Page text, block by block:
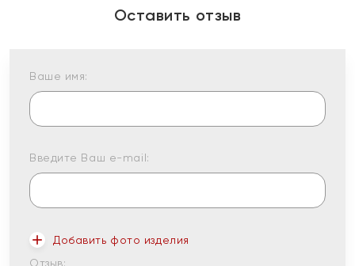
Оставить отзыв
Ваше имя:
Введите Ваш e-mail:
Добавить фото изделия
Отзыв: